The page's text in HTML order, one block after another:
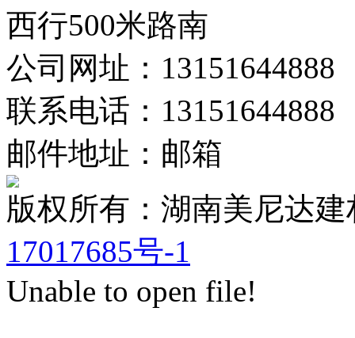
西行500米路南
公司网址：13151644888
联系电话：13151644888
邮件地址：邮箱
版权所有：湖南美尼
17017685号-1
Unable to open file!